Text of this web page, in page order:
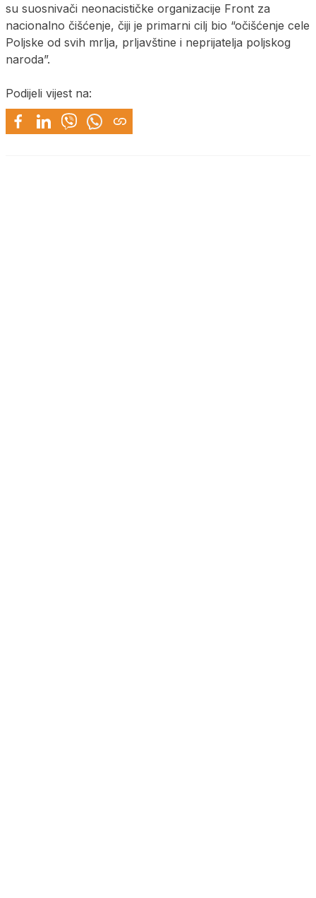
su suosnivači neonacističke organizacije Front za
nacionalno čišćenje, čiji je primarni cilj bio “očišćenje cele
Poljske od svih mrlja, prljavštine i neprijatelja poljskog
naroda”.
Podijeli vijest na: